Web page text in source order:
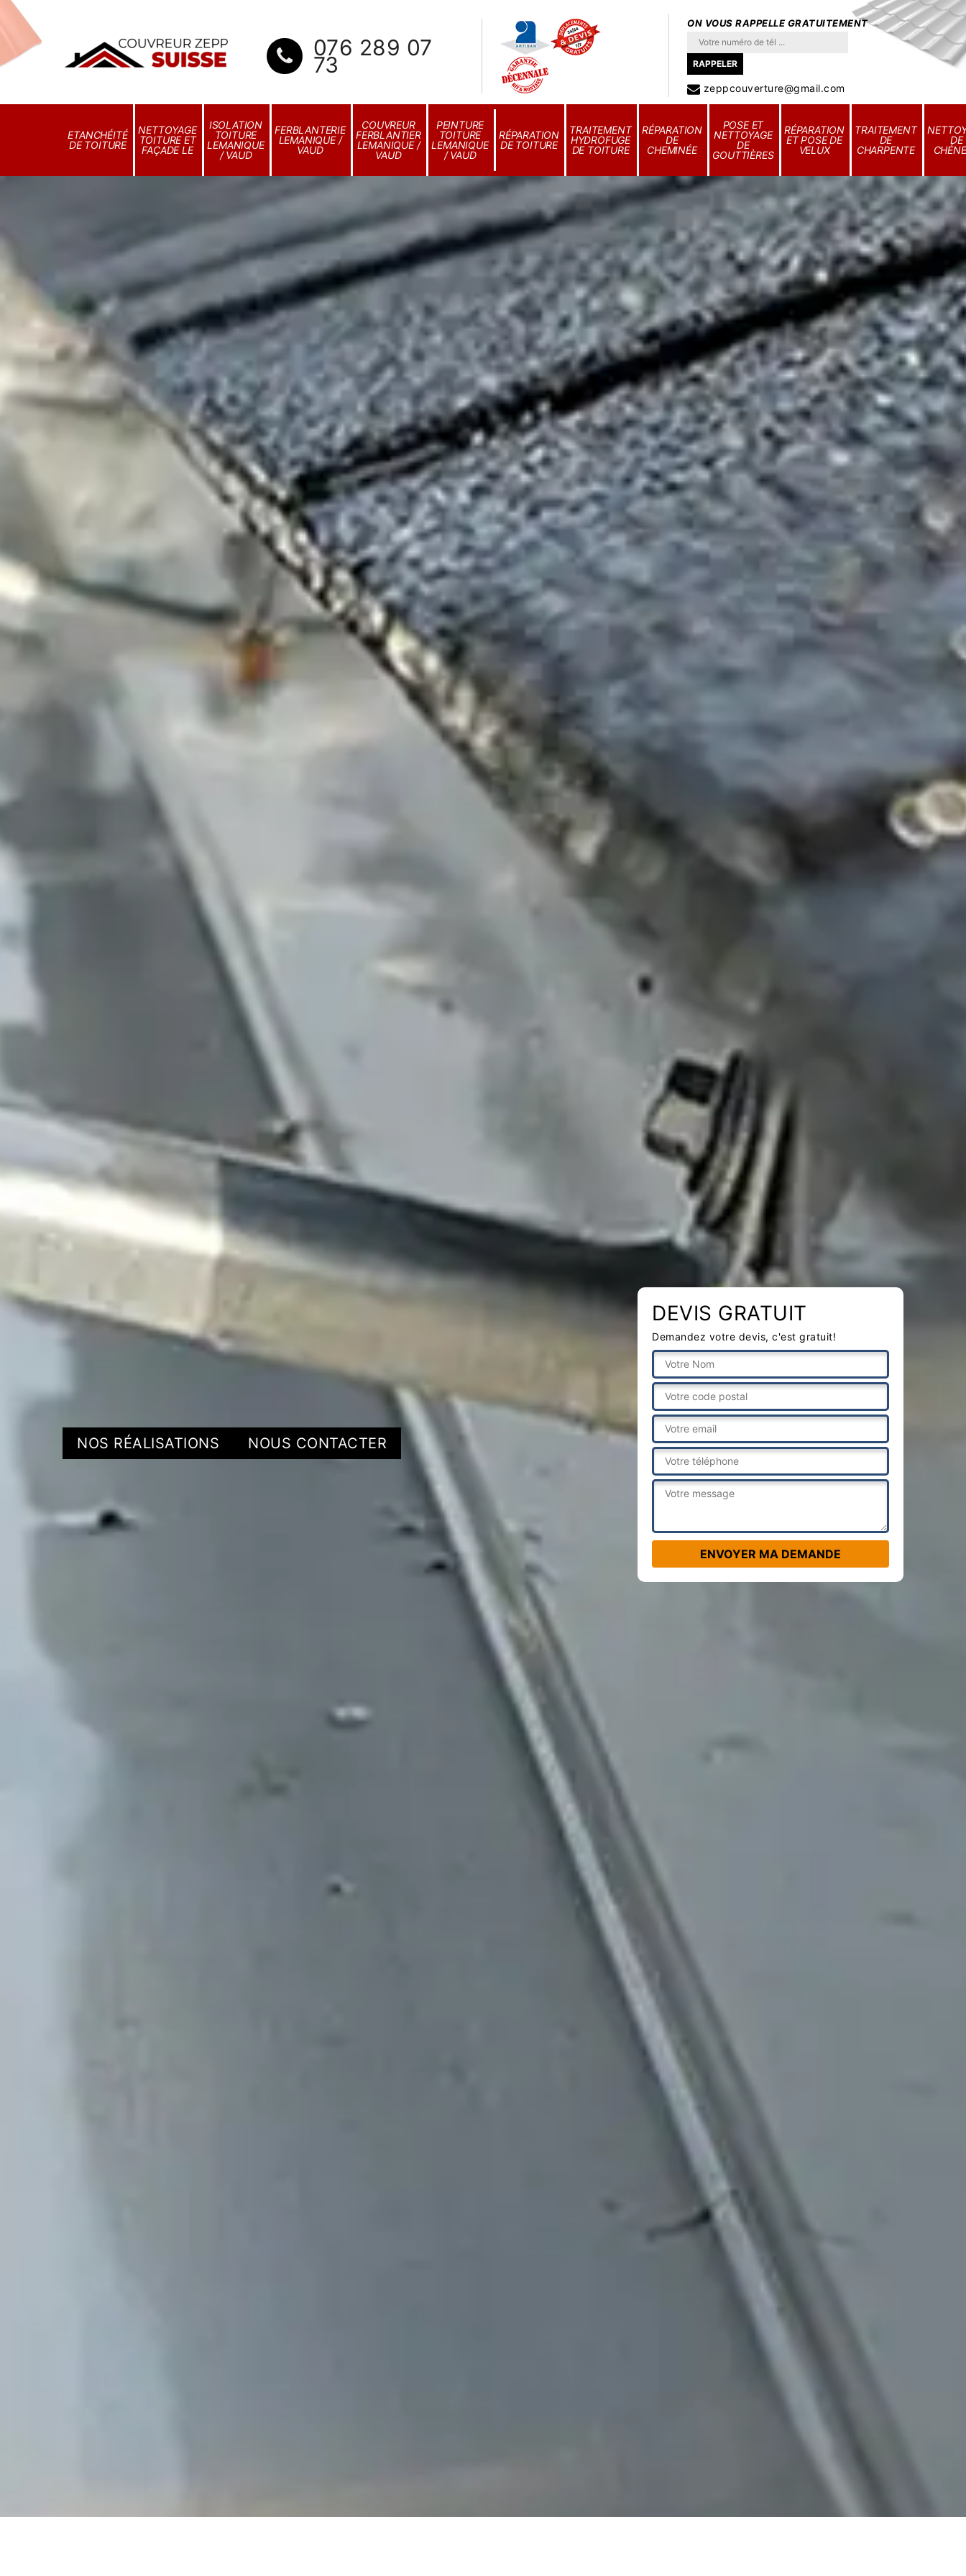
076 289 07
73
ON VOUS RAPPELLE GRATUITEMENT
zeppcouverture@gmail.com
ETANCHÉITÉ
DE TOITURE
NETTOYAGE
TOITURE ET
FAÇADE LE
ISOLATION
TOITURE
LEMANIQUE
/ VAUD
FERBLANTERIE
LEMANIQUE /
VAUD
COUVREUR
FERBLANTIER
LEMANIQUE /
VAUD
PEINTURE
TOITURE
LEMANIQUE
/ VAUD
RÉPARATION
DE TOITURE
TRAITEMENT
HYDROFUGE
DE TOITURE
RÉPARATION
DE
CHEMINÉE
POSE ET
NETTOYAGE
DE
GOUTTIÈRES
RÉPARATION
ET POSE DE
VELUX
TRAITEMENT
DE
CHARPENTE
DE
NOS RÉALISATIONS NOUS CONTACTER
DEVIS GRATUIT
Demandez votre devis, c'est gratuit!